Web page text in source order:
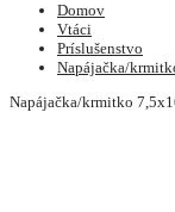
Domov
Vtáci
Príslušenstvo
Napájačka/
Napájačka/krmitko